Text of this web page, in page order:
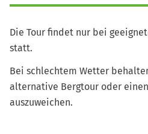
Die Tour findet nur bei
statt.
Bei schlechtem Wetter
alternative Bergtour oder
auszuweichen.